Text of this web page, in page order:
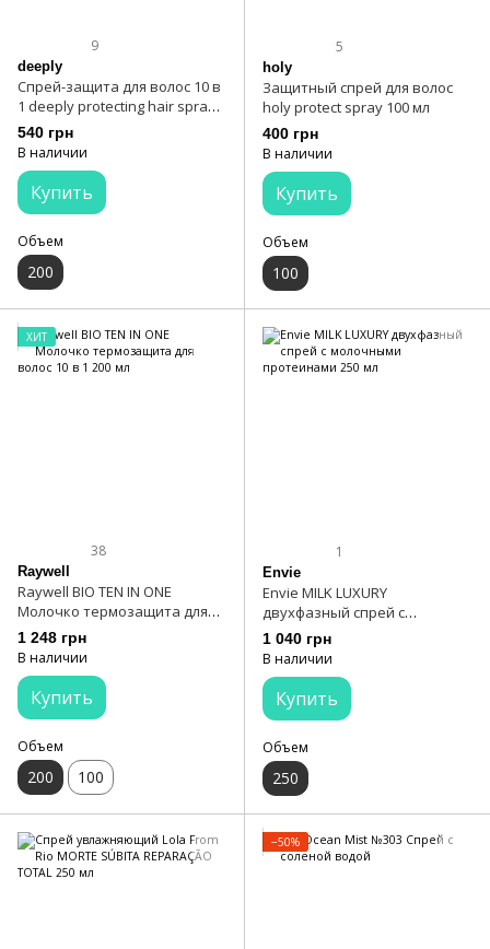
9
deeply
Спрей-защита для волос 10 в
1 deeply protecting hair spray
10 in 1 200 мл
540 грн
В наличии
Купить
Объем
200
5
holy
Защитный спрей для волос
holy protect spray 100 мл
400 грн
В наличии
Купить
Объем
100
ХИТ
38
Raywell
Raywell BIO TEN IN ONE
Молочко термозащита для
волос 10 в 1 200 мл
1 248 грн
В наличии
Купить
Объем
200 100
1
Envie
Envie MILK LUXURY
двухфазный спрей с
молочными протеинами 250
мл
1 040 грн
В наличии
Купить
Объем
250
−50%